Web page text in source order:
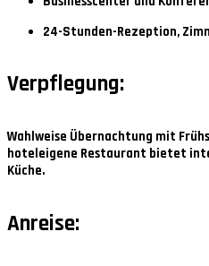
24-Stunden-Rezeption,
Verpflegung:
Wahlweise Übernachtung mit
hoteleigene Restaurant bietet
Küche.
Anreise: